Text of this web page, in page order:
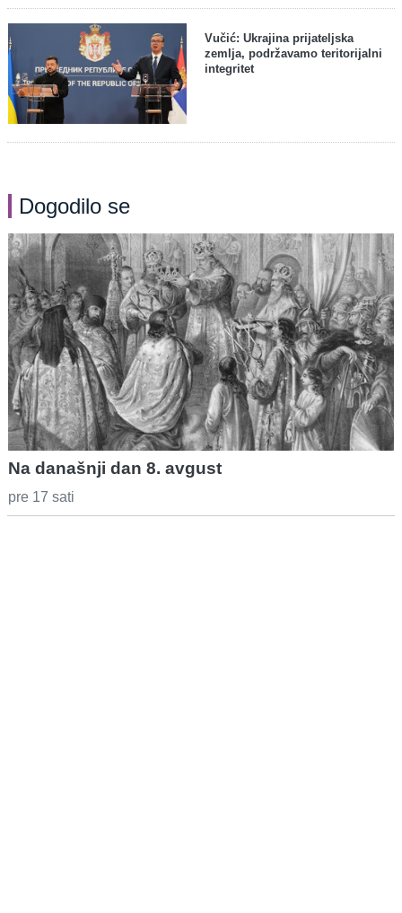
Vučić: Ukrajina prijateljska
zemlja, podržavamo teritorijalni
integritet
Dogodilo se
Na današnji dan 8. avgust
pre 17 sati